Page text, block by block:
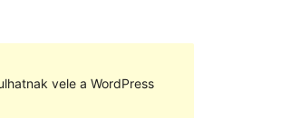
vele a WordPress